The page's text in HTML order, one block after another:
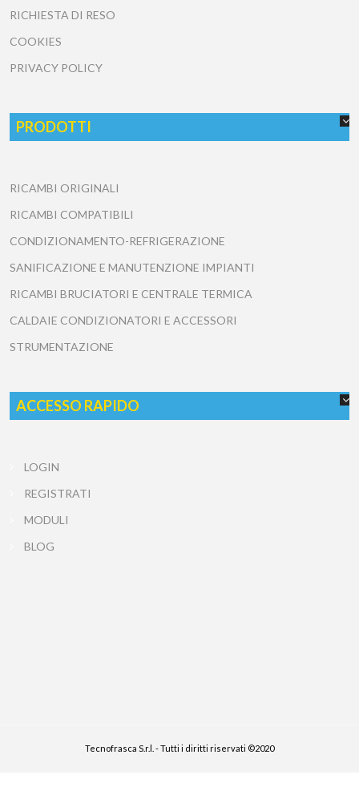
RICHIESTA DI RESO
COOKIES
PRIVACY POLICY
PRODOTTI
RICAMBI ORIGINALI
RICAMBI COMPATIBILI
CONDIZIONAMENTO-REFRIGERAZIONE
SANIFICAZIONE E MANUTENZIONE IMPIANTI
RICAMBI BRUCIATORI E CENTRALE TERMICA
CALDAIE CONDIZIONATORI E ACCESSORI
STRUMENTAZIONE
ACCESSO RAPIDO
LOGIN
REGISTRATI
MODULI
BLOG
Tecnofrasca S.r.l. - Tutti i diritti riservati ©2020